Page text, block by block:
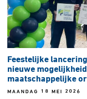
Feestelijke
nieuwe
maatschappelijke
MAANDAG 18 MEI 2026